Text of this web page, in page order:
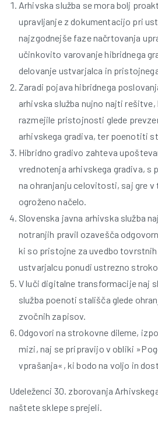
Arhivska služba se mora bolj
upravljanje z dokumentacijo pri
najzgodnejše faze načrtovanja
učinkovito varovanje hibridnega
delovanje ustvarjalca in
Zaradi pojava hibridnega
arhivska služba nujno najti
razmejile pristojnosti glede
arhivskega gradiva, ter poenotiti
Hibridno gradivo zahteva
vrednotenja arhivskega gradiva, s
na ohranjanju celovitosti, saj gre v
ogroženo načelo.
Slovenska javna arhivska služba
notranjih pravil ozavešča
ki so pristojne za uvedbo
ustvarjalcu ponudi ustrezno
V luči digitalne transformacije naj
služba poenoti stališča glede
zvočnih zapisov.
Odgovori na strokovne dileme,
mizi, naj se pripravijo v obliki
vprašanja«, ki bodo na voljo in
Udeleženci 30. zborovanja
naštete sklepe sprejeli.